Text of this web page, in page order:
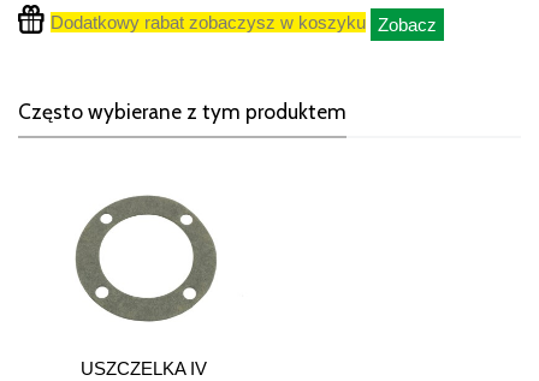
Dodatkowy rabat zobaczysz w koszyku Zobacz
Często wybierane z tym produktem
USZCZELKA IV